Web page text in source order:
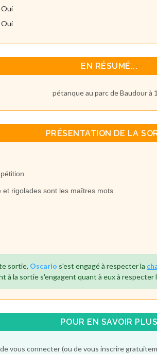
Oui
Oui
EN RÉSUMÉ...
pétanque au parc de Baudour à
PRÉSENTATION DE LA
et rigolades sont les maîtres mots
sortie, Oscario s'est engagé à respecter la
à la sortie s'engagent quant à eux à respecter
POUR EN SAVOIR PLUS
vous connecter (ou de vous inscrire